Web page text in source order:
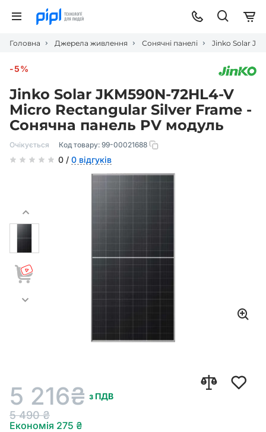
Головна Джерела живлення Сонячні панелі Jinko Solar
-5%
Jinko Solar JKM590N-72HL4-V
Micro Rectangular Silver Frame -
Сонячна панель PV модуль
Очікується Код товару: 99-00021688
0 / 0 відгуків
5 490₴
Економія 275 ₴
5 216₴ з ПДВ